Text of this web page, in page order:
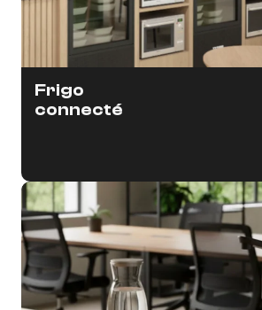
Frigo
connecté